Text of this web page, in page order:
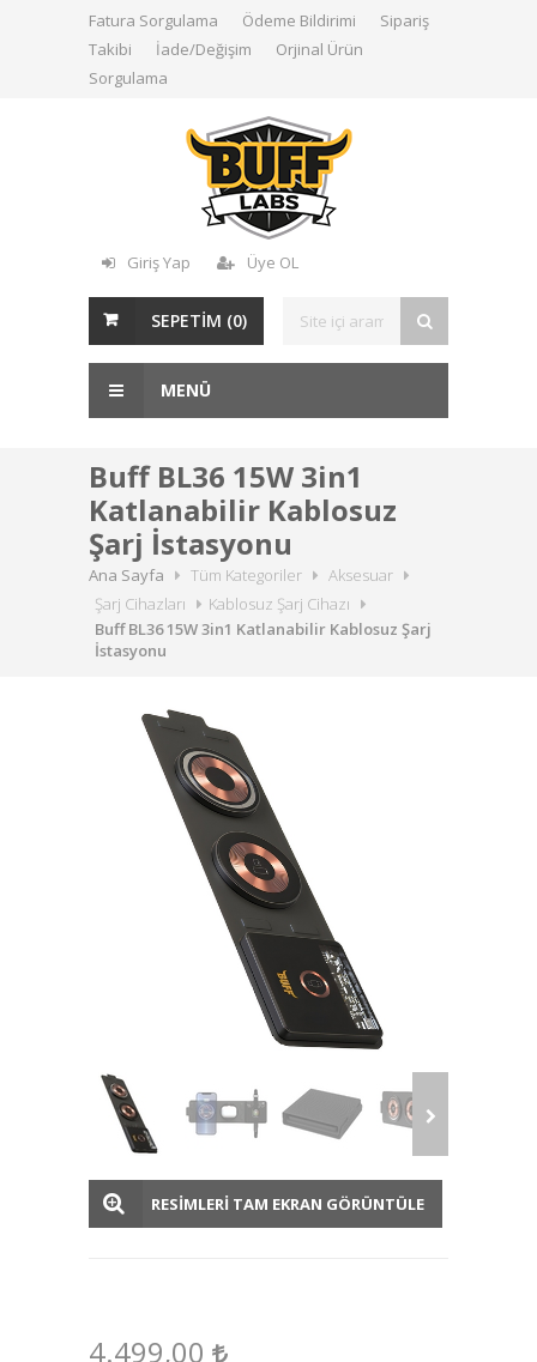
Fatura Sorgulama Ödeme Bildirimi
Sipariş
Takibi
İade/Değişim
Orjinal Ürün
Sorgulama
Giriş Yap Üye OL
SEPETİM (0)
MENÜ
Buff BL36 15W 3in1
Katlanabilir Kablosuz
Şarj İstasyonu
Ana Sayfa Tüm Kategoriler
Aksesuar
Şarj Cihazları
Kablosuz Şarj Cihazı
Buff BL36 15W 3in1 Katlanabilir Kablosuz Şarj
İstasyonu
RESİMLERİ TAM EKRAN GÖRÜNTÜLE
4.499,00